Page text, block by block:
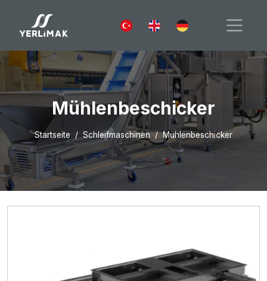
Mühlenbeschicker
Startseite Schleifmaschinen Mühlenbeschicker